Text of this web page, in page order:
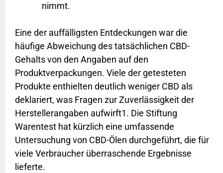
nimmt.
Eine der auffälligsten Entdeckungen war die
häufige Abweichung des tatsächlichen CBD-
Gehalts von den Angaben auf den
Produktverpackungen. Viele der getesteten
Produkte enthielten deutlich weniger CBD als
deklariert, was Fragen zur Zuverlässigkeit der
Herstellerangaben aufwirft1. Die Stiftung
Warentest hat kürzlich eine umfassende
Untersuchung von CBD-Ölen durchgeführt, die für
viele Verbraucher überraschende Ergebnisse
lieferte.